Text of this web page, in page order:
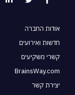
אודות החברה
חדשות ואירועים
קשרי משקיעים
BrainsWay.com
יצירת קשר